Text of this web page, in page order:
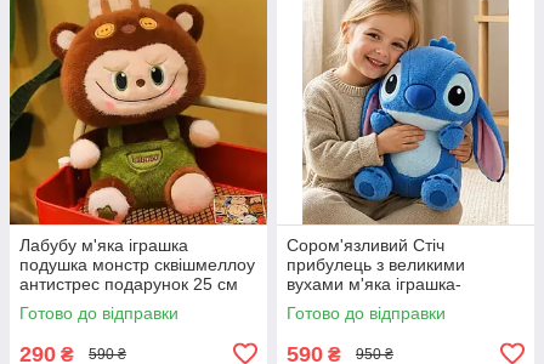
Лабубу м'яка іграшка
подушка монстр сквішмеллоу
антистрес подарунок 25 см
Готово до відправки
290 ₴ 590 ₴
Сором'язливий Стіч
прибулець з великими
вухами м'яка іграшка-
обіймашка плюшева подушка
антистрес подарунок дітям та
Готово до відправки
590 ₴ 950 ₴